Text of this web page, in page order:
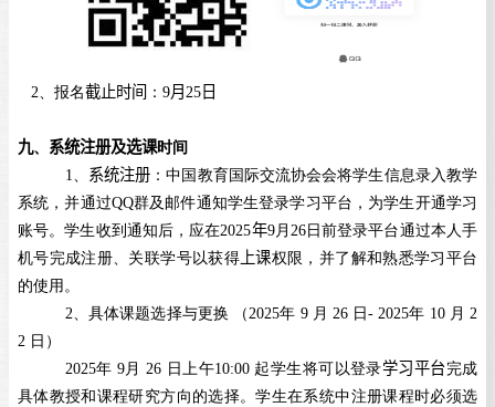
2、报名截止时间 ： 9月 25日
九、 系统注册及选课时间
1
系统注册 ：中国教育国际交流协会会将学生信息录入教学
系统，并通过QQ群及邮件通知学生登录学习平台，为学生开通学习
账号。学生收到通知后，应在2025年9月 26日前登录平台通过本人手
机号完成注册、关联学号以获得 上课权限，并了解和熟悉学习平台
的使用。
2 、具体课题选择与更换 （2025年 9 月 26 日- 2025年 10 月 2
2 日）
2025年 9月 26 日上午10:00 起学生将可以登录学习平台完成
具体教授和课程研究方向的选择。学生在系统中注册课程时必须选